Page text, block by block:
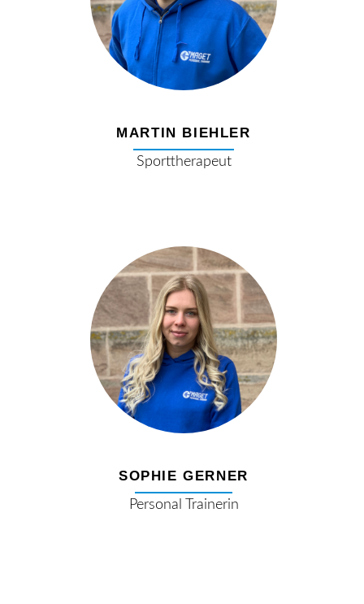
MARTIN BIEHLER
Sporttherapeut
SOPHIE GERNER
Personal Trainerin